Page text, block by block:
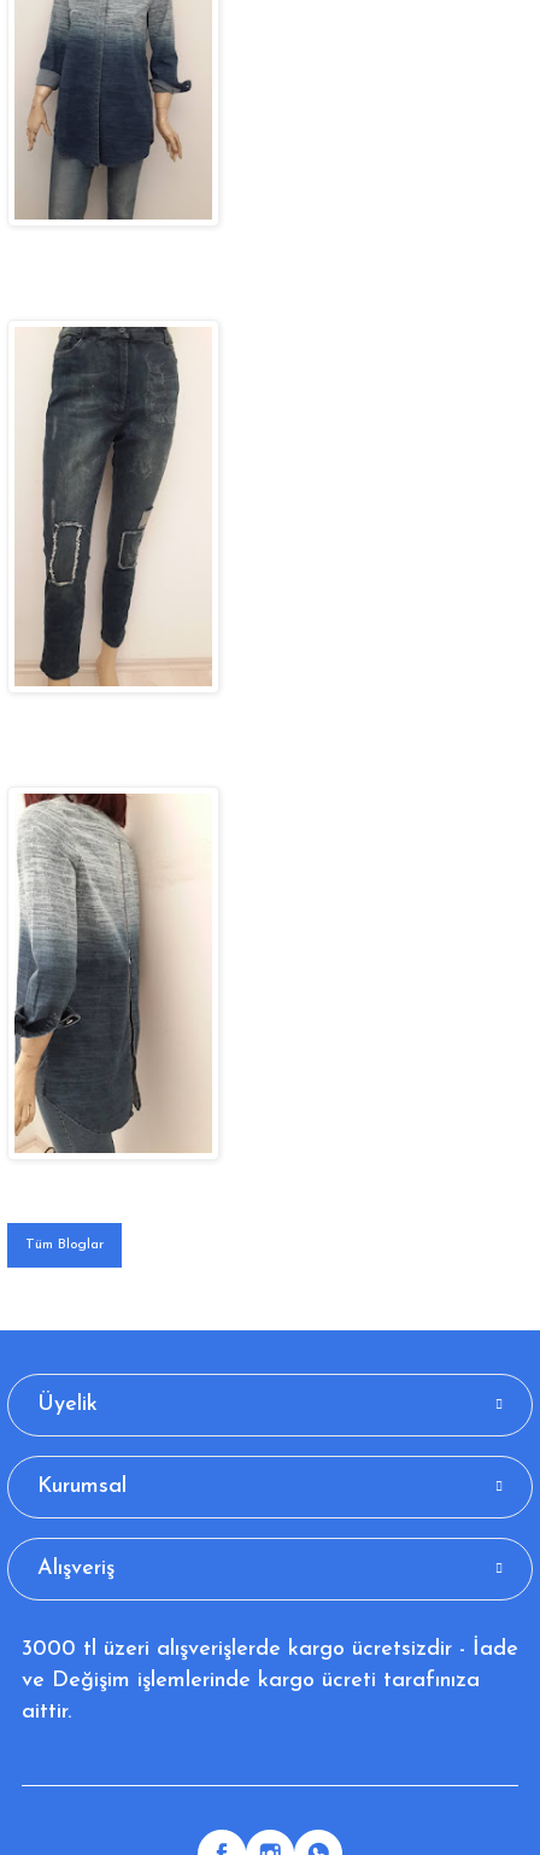
Tüm Bloglar
Üyelik
Kurumsal
Alışveriş
3000 tl üzeri alışverişlerde kargo ücretsizdir - İade
ve Değişim işlemlerinde kargo ücreti tarafınıza
aittir.